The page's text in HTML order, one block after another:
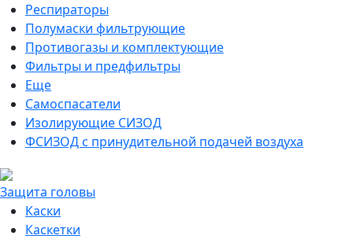
Респираторы
Полумаски фильтрующие
Противогазы и комплектующие
Фильтры и предфильтры
Еще
Самоспасатели
Изолирующие СИЗОД
ФСИЗОД с принудительной подачей воздуха
Защита головы
Каски
Каскетки